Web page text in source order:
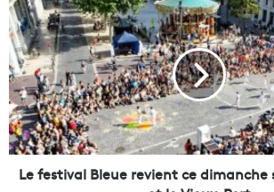
o
l
e
A
l
p
e
s
e
f
e
s
t
i
v
a
Le festival Bleue revient ce dimanche